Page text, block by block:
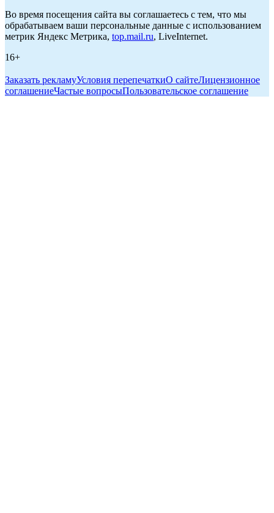
Во время посещения сайта вы соглашаетесь с тем, что мы
обрабатываем ваши персональные данные с использованием
метрик Яндекс Метрика, top.mail.ru, LiveInternet.
16+
Заказать рекламуУсловия перепечаткиО сайтеЛицензионное
соглашениеЧастые вопросыПользовательское соглашение